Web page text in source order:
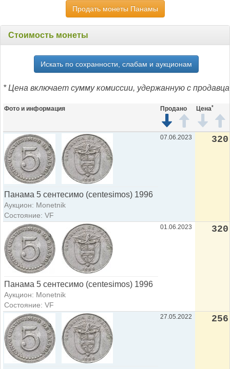
Продать монеты Панамы
Стоимость монеты
Искать по сохранности, слабам и аукционам
* Цена включает сумму комиссии, удержанную с продавца
Фото и информация Продано Цена*
Панама 5 сентесимо (centesimos) 1996
Аукцион: Monetnik
Состояние: VF
07.06.2023 320
Панама 5 сентесимо (centesimos) 1996
Аукцион: Monetnik
Состояние: VF
01.06.2023 320
27.05.2022 256